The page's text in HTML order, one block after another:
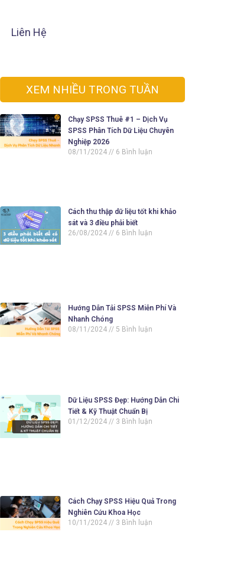
Liên Hệ
XEM NHIỀU TRONG TUẦN
Chạy SPSS Thuê #1 – Dịch Vụ
SPSS Phân Tích Dữ Liệu Chuyên
Nghiệp 2026
08/11/2024
6 Bình luận
Cách thu thập dữ liệu tốt khi khảo
sát và 3 điều phải biết
26/08/2024
6 Bình luận
Hướng Dẫn Tải SPSS Miễn Phí Và
Nhanh Chóng
08/11/2024
5 Bình luận
Dữ Liệu SPSS Đẹp: Hướng Dẫn Chi
Tiết & Kỹ Thuật Chuẩn Bị
01/12/2024
3 Bình luận
Cách Chạy SPSS Hiệu Quả Trong
Nghiên Cứu Khoa Học
10/11/2024
3 Bình luận